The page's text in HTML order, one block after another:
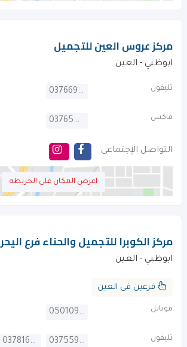
مركز عروس العين للتجميل
ابوظبي - العين
تليفون 037669299
فاكس 037654456
التواصل الإجتماعى
اعرض المكان على الخريطه
مركز الكوبرا للتجميل والحناء فرع اليحر
ابوظبي - العين
فرعين فى العين
موبايل 0501091045
تليفون 037559705
037816714